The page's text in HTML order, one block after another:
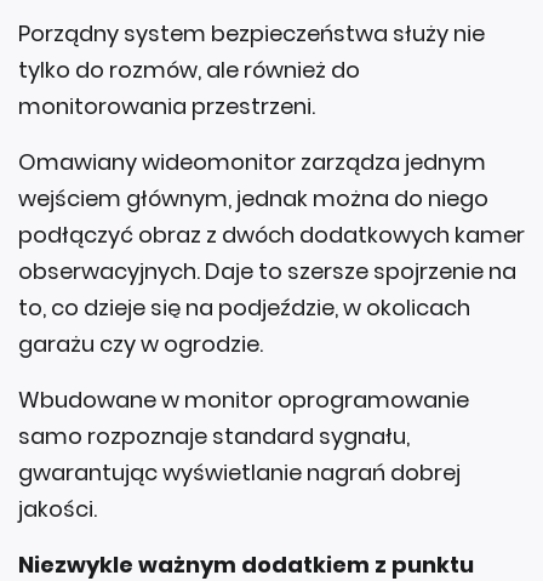
Porządny system bezpieczeństwa służy nie
tylko do rozmów, ale również do
monitorowania przestrzeni.
Omawiany wideomonitor zarządza jednym
wejściem głównym, jednak można do niego
podłączyć obraz z dwóch dodatkowych kamer
obserwacyjnych. Daje to szersze spojrzenie na
to, co dzieje się na podjeździe, w okolicach
garażu czy w ogrodzie.
Wbudowane w monitor oprogramowanie
samo rozpoznaje standard sygnału,
gwarantując wyświetlanie nagrań dobrej
jakości.
Niezwykle ważnym dodatkiem z punktu